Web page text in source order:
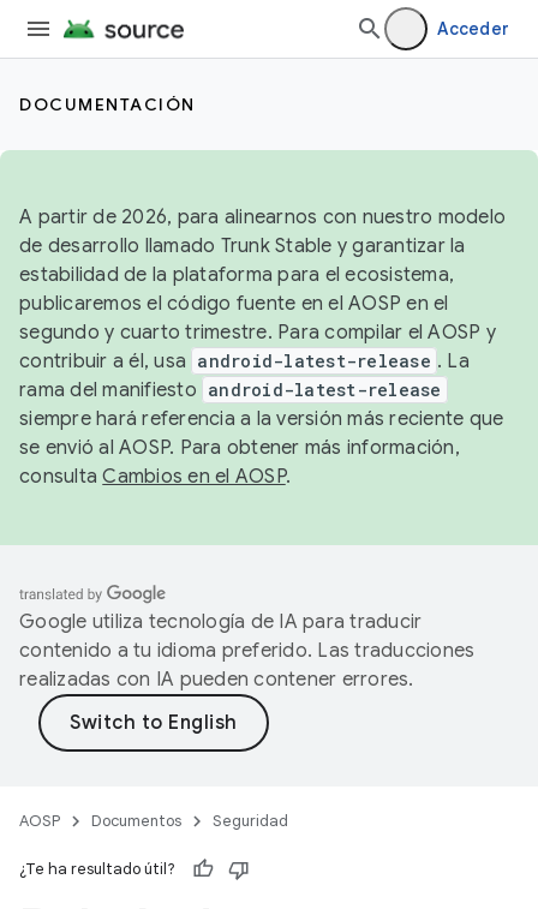
Acceder
DOCUMENTACIÓN
A partir de 2026, para alinearnos con nuestro modelo
de desarrollo llamado Trunk Stable y garantizar la
estabilidad de la plataforma para el ecosistema,
publicaremos el código fuente en el AOSP en el
segundo y cuarto trimestre. Para compilar el AOSP y
contribuir a él, usa android-latest-release . La
rama del manifiesto android-latest-release
siempre hará referencia a la versión más reciente que
se envió al AOSP. Para obtener más información,
consultaCambios en el AOSP.
Google utiliza tecnología de IA para traducir
contenido a tu idioma preferido. Las traducciones
realizadas con IA pueden contener errores.
AOSP Documentos Seguridad
¿Te ha resultado útil?